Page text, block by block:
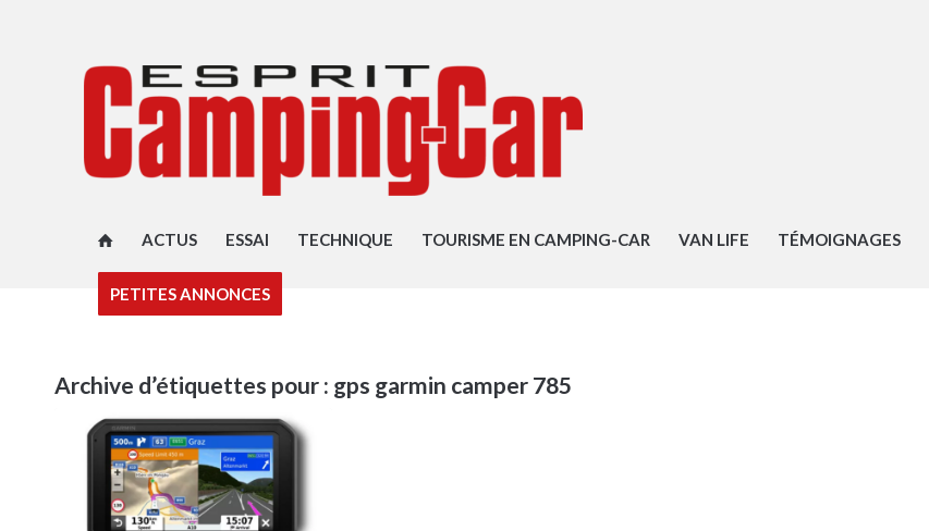
ACTUS ESSAI TECHNIQUE TOURISME EN CAMPING-CAR VAN LIFE TÉMOIGNAGES
PETITES ANNONCES
Archive d’étiquettes pour : gps garmin camper 785